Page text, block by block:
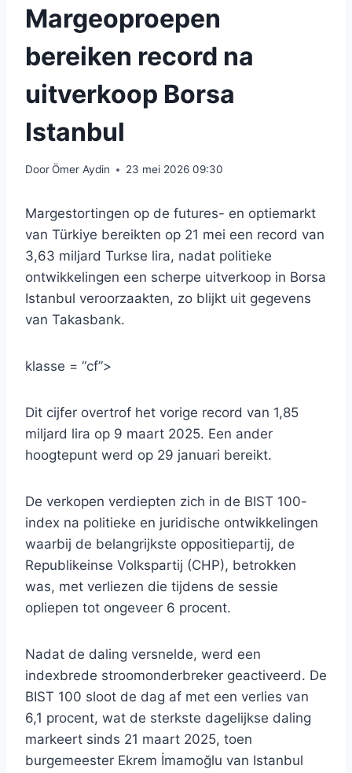
Margeoproepen
bereiken record na
uitverkoop Borsa
Istanbul
DoorÖmer Aydin 23 mei 2026 09:30
Margestortingen op de futures- en optiemarkt
van Türkiye bereikten op 21 mei een record van
3,63 miljard Turkse lira, nadat politieke
ontwikkelingen een scherpe uitverkoop in Borsa
Istanbul veroorzaakten, zo blijkt uit gegevens
van Takasbank.
klasse = “cf”>
Dit cijfer overtrof het vorige record van 1,85
miljard lira op 9 maart 2025. Een ander
hoogtepunt werd op 29 januari bereikt.
De verkopen verdiepten zich in de BIST 100-
index na politieke en juridische ontwikkelingen
waarbij de belangrijkste oppositiepartij, de
Republikeinse Volkspartij (CHP), betrokken
was, met verliezen die tijdens de sessie
opliepen tot ongeveer 6 procent.
Nadat de daling versnelde, werd een
indexbrede stroomonderbreker geactiveerd. De
BIST 100 sloot de dag af met een verlies van
6,1 procent, wat de sterkste dagelijkse daling
markeert sinds 21 maart 2025, toen
burgemeester Ekrem İmamoğlu van Istanbul